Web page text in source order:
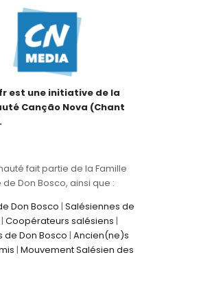
est une initiative de la
Canção Nova (Chant
fait partie de la Famille
Don Bosco, ainsi que :
Don Bosco | Salésiennes de
| Coopérateurs salésiens |
de Don Bosco | Ancien(ne)s
| Mouvement Salésien des